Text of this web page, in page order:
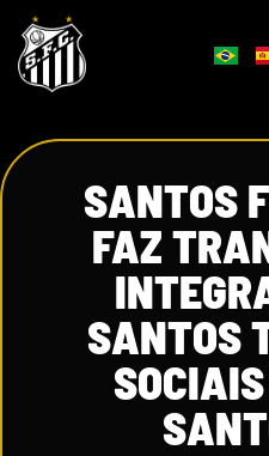
SANTOS
FAZ
SANTOS